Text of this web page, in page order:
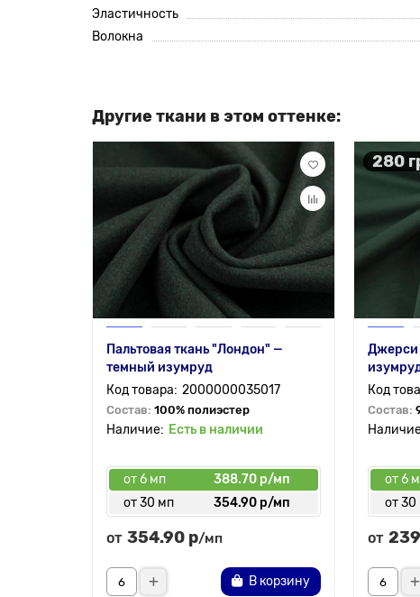
Эластичность
Волокна
Другие ткани в этом оттенке:
Пальтовая ткань "Лондон" —
темный изумруд
2000000035017
Состав: 100% полиэстер
Есть в наличии
от 6 мп
388.70 р/мп
от 30 мп
354.90 р/мп
от 354.90 р/мп
В корзину
280
Джерси
Состав:
от 6
от 30
от